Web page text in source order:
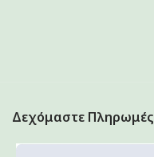
Δεχόμαστε Πληρωμές